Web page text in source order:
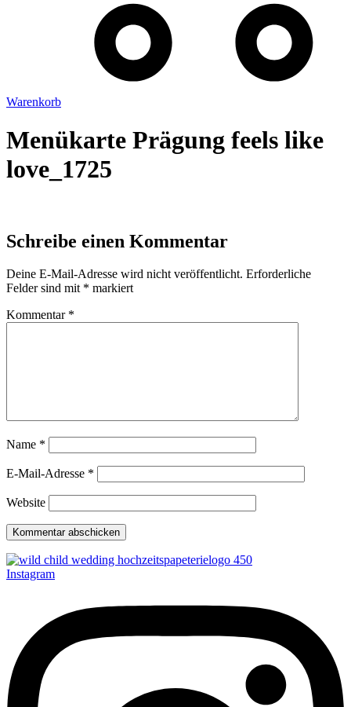
Warenkorb
Menükarte Prägung feels like
love_1725
Schreibe einen Kommentar
Deine E-Mail-Adresse wird nicht veröffentlicht. Erforderliche
Felder sind mit * markiert
Kommentar *
Name *
E-Mail-Adresse *
Website
Instagram